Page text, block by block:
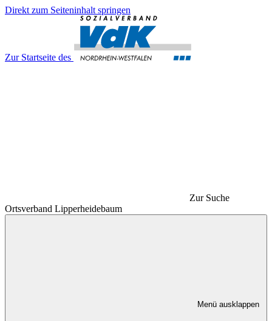
Direkt zum Seiteninhalt springen
Zur Startseite des
Zur Suche
Ortsverband Lipperheidebaum
Menü ausklappen